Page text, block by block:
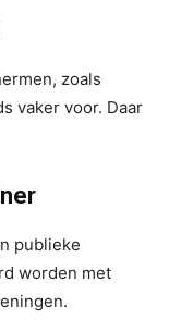
zoals
vaker voor. Daar
publieke
worden met